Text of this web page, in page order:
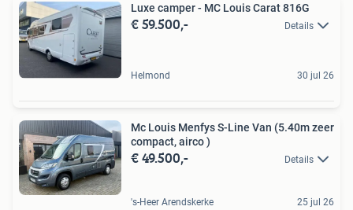
Luxe camper - MC Louis Carat 816G
€ 59.500,- Details
Helmond 30 jul 26
Mc Louis Menfys S-Line Van (5.40m zeer
compact, airco )
€ 49.500,- Details
's-Heer Arendskerke 25 jul 26